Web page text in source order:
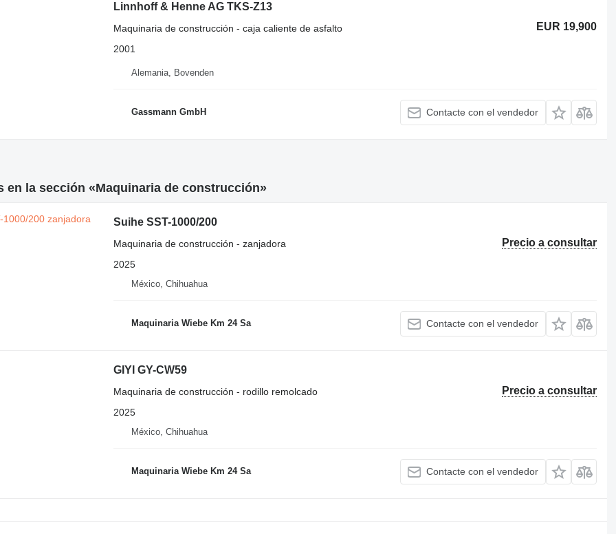
Linnhoff & Henne AG TKS-Z13
EUR 19,900
Maquinaria de construcción - caja caliente de asfalto
2001
Alemania, Bovenden
Gassmann GmbH Contacte con el vendedor
en la sección «Maquinaria de construcción»
Suihe SST-1000/200
Precio a consultar
Maquinaria de construcción - zanjadora
2025
México, Chihuahua
Maquinaria Wiebe Km 24 Sa Contacte con el vendedor
GIYI GY-CW59
Precio a consultar
Maquinaria de construcción - rodillo remolcado
2025
México, Chihuahua
Maquinaria Wiebe Km 24 Sa Contacte con el vendedor